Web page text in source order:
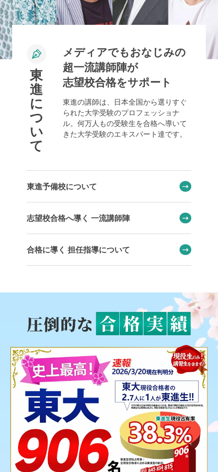
東
進
に
つ
い
て
メディアでもおなじみの
超一流講師陣が
志望校合格をサポート
東進の講師は、日本全国から選りすぐ
られた大学受験のプロフェッショナ
ル。何万人もの受験生を合格へ導いて
きた大学受験のエキスパート達です。
東進予備校について
志望校合格へ導く 一流講師陣
合格に導く 担任指導について